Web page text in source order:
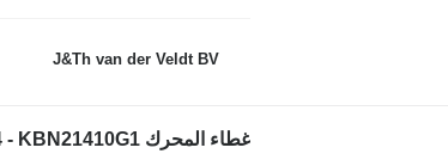
J&Th van der Veldt BV
غطاء المحرك Case KBN21412G4 - KBN21410G1 لـ حفارة Case CX240C CX250C CX260C